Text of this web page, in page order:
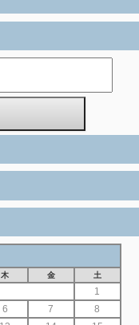
木 金 土
1
6 7
8